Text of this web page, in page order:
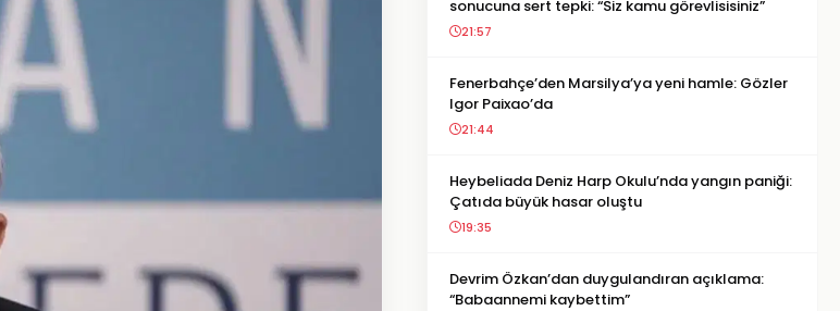
sonucuna sert tepki: “Siz kamu görevlisisiniz”
21:57
Fenerbahçe’den Marsilya’ya yeni hamle: Gözler
Igor Paixao’da
21:44
Heybeliada Deniz Harp Okulu’nda yangın paniği:
Çatıda büyük hasar oluştu
19:35
Devrim Özkan’dan duygulandıran açıklama:
“Babaannemi kaybettim”